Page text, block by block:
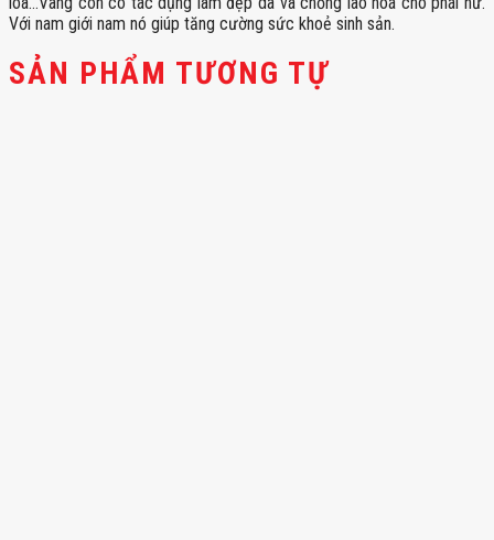
Với nam giới nam nó giúp tăng cường sức khoẻ sinh sản.
SẢN PHẨM TƯƠNG TỰ